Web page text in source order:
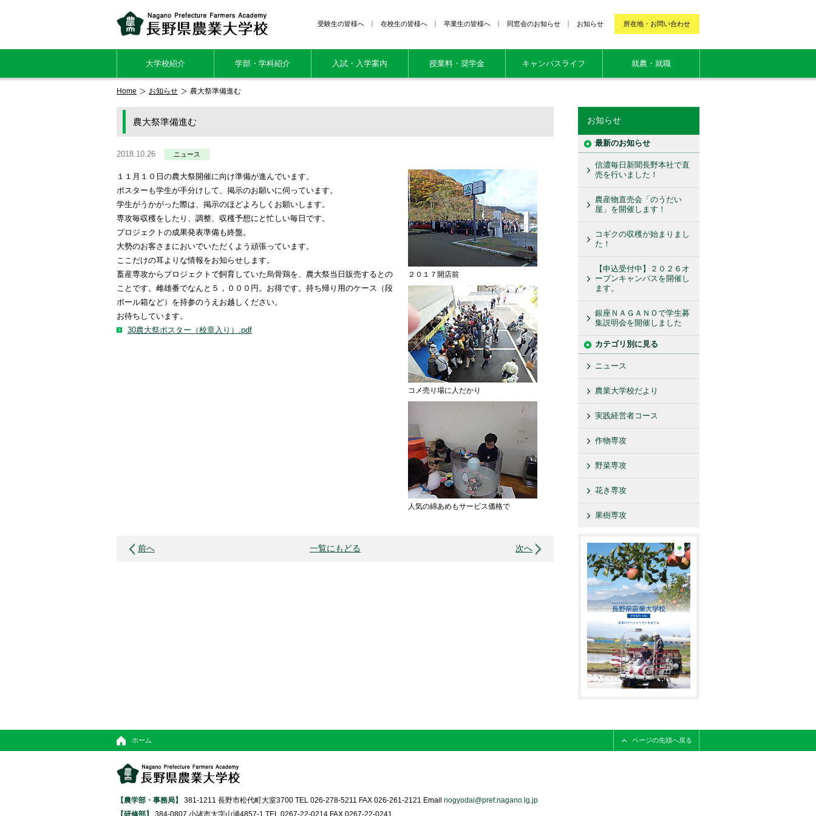
所在地・お問い合わせ
お知らせ
同窓会のお知らせ
卒業生の皆様へ
在校生の皆様へ
受験生の皆様へ
大学校紹介 学部・学科紹介 入試・入学案内 授業料・奨学金 キャンパスライフ 就農・就職
Home お知らせ 農大祭準備進む
農大祭準備進む
2018.10.26 ニュース
２０１７開店前
コメ売り場に人だかり
人気の綿あめもサービス価格で
１１月１０日の農大祭開催に向け準備が進んでいます。
ポスターも学生が手分けして、掲示のお願いに伺っています。
学生がうかがった際は、掲示のほどよろしくお願いします。
専攻毎収穫をしたり、調整、収穫予想にと忙しい毎日です。
プロジェクトの成果発表準備も終盤。
大勢のお客さまにおいでいただくよう頑張っています。
ここだけの耳よりな情報をお知らせします。
畜産専攻からプロジェクトで飼育していた烏骨鶏を、農大祭当日販売するとの
ことです。雌雄番でなんと５，０００円。お得です。持ち帰り用のケース（段
ボール箱など）を持参のうえお越しください。
お待ちしています。
30農大祭ポスター（校章入り）.pdf
前へ 一覧にもどる 次へ
お知らせ
最新のお知らせ
信濃毎日新聞長野本社で直
売を行いました！
農産物直売会「のうだい
屋」を開催します！
コギクの収穫が始まりまし
た！
【申込受付中】２０２６オ
ープンキャンパスを開催し
ます。
銀座ＮＡＧＡＮＯで学生募
集説明会を開催しました
カテゴリ別に見る
ニュース
農業大学校だより
実践経営者コース
作物専攻
野菜専攻
花き専攻
果樹専攻
ホーム ページの先頭へ戻る
【農学部・事務局】 381-1211 長野市松代町大室3700 TEL 026-278-5211 FAX 026-261-2121 Email nogyodai@pref.nagano.lg.jp
【研修部】
384-0807 小諸市大字山浦4857-1 TEL 0267-22-0214 FAX 0267-22-0241